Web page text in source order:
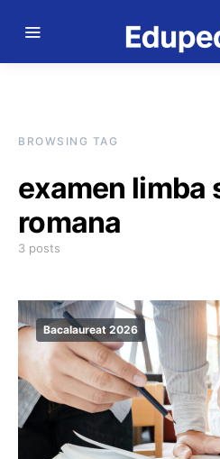
BROWSING TAG
examen limba
romana
3 posts
Bacalaureat 2026